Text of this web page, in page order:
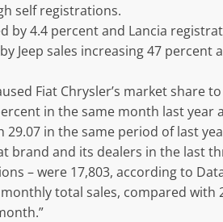
self registrations.
by 4.4 percent and Lancia
Jeep sales increasing 47 percent
Fiat Chrysler’s market share
in the same month last year
in the same period of last
brand and its dealers in the last
– were 17,803, according to
total sales, compared with